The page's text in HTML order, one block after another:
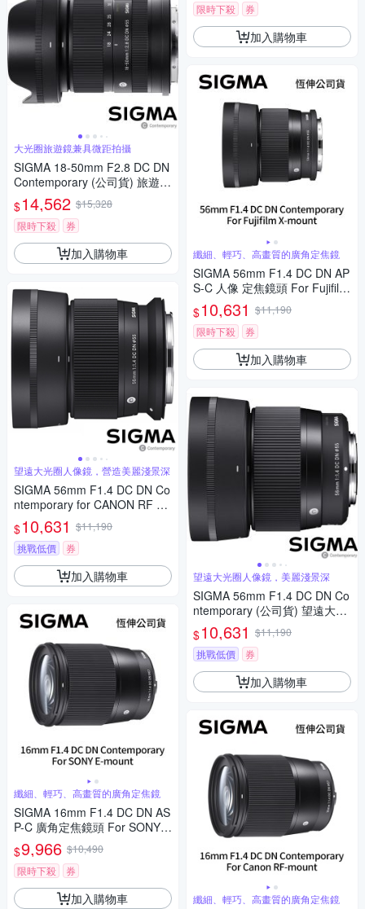
大光圈旅遊鏡兼具微距拍攝
SIGMA 18-50mm F2.8 DC DN
Contemporary (公司貨) 旅遊鏡
APS-C 無反微單眼專用鏡頭
$14,562 $15,328
限時下殺
券
加入購物車
望遠大光圈人像鏡，營造美麗淺景深
SIGMA 56mm F1.4 DC DN Co
ntemporary for CANON RF 接
環 (公司貨) 望遠大光圈定焦鏡
人像鏡 APS-C 無反微單眼專用
鏡頭
$10,631 $11,190
挑戰低價
券
加入購物車
纖細、輕巧、高畫質的廣角定焦鏡
SIGMA 16mm F1.4 DC DN AS
P-C 廣角定焦鏡頭 For SONY E
-mount (公司貨)
$9,966 $10,490
限時下殺
券
加入購物車
限時下殺
券
加入購物車
纖細、輕巧、高畫質的廣角定焦鏡
SIGMA 56mm F1.4 DC DN AP
S-C 人像 定焦鏡頭 For Fujifilm
X-mount (公司貨)
$10,631 $11,190
限時下殺
券
加入購物車
望遠大光圈人像鏡，美麗淺景深
SIGMA 56mm F1.4 DC DN Co
ntemporary (公司貨) 望遠大光
圈定焦鏡頭 人像鏡 APS-C 無反
微單眼專用鏡頭
$10,631 $11,190
挑戰低價
券
加入購物車
纖細、輕巧、高畫質的廣角定焦鏡